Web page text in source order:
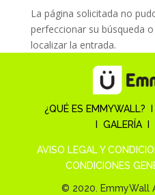
La página solicitada no
perfeccionar su búsqueda
localizar la entrada.
¿QUÉ ES EMMYWALL?
IGALERÍAI
AVISO LEGAL Y
CONDICIONES
© 2020. EmmyWall